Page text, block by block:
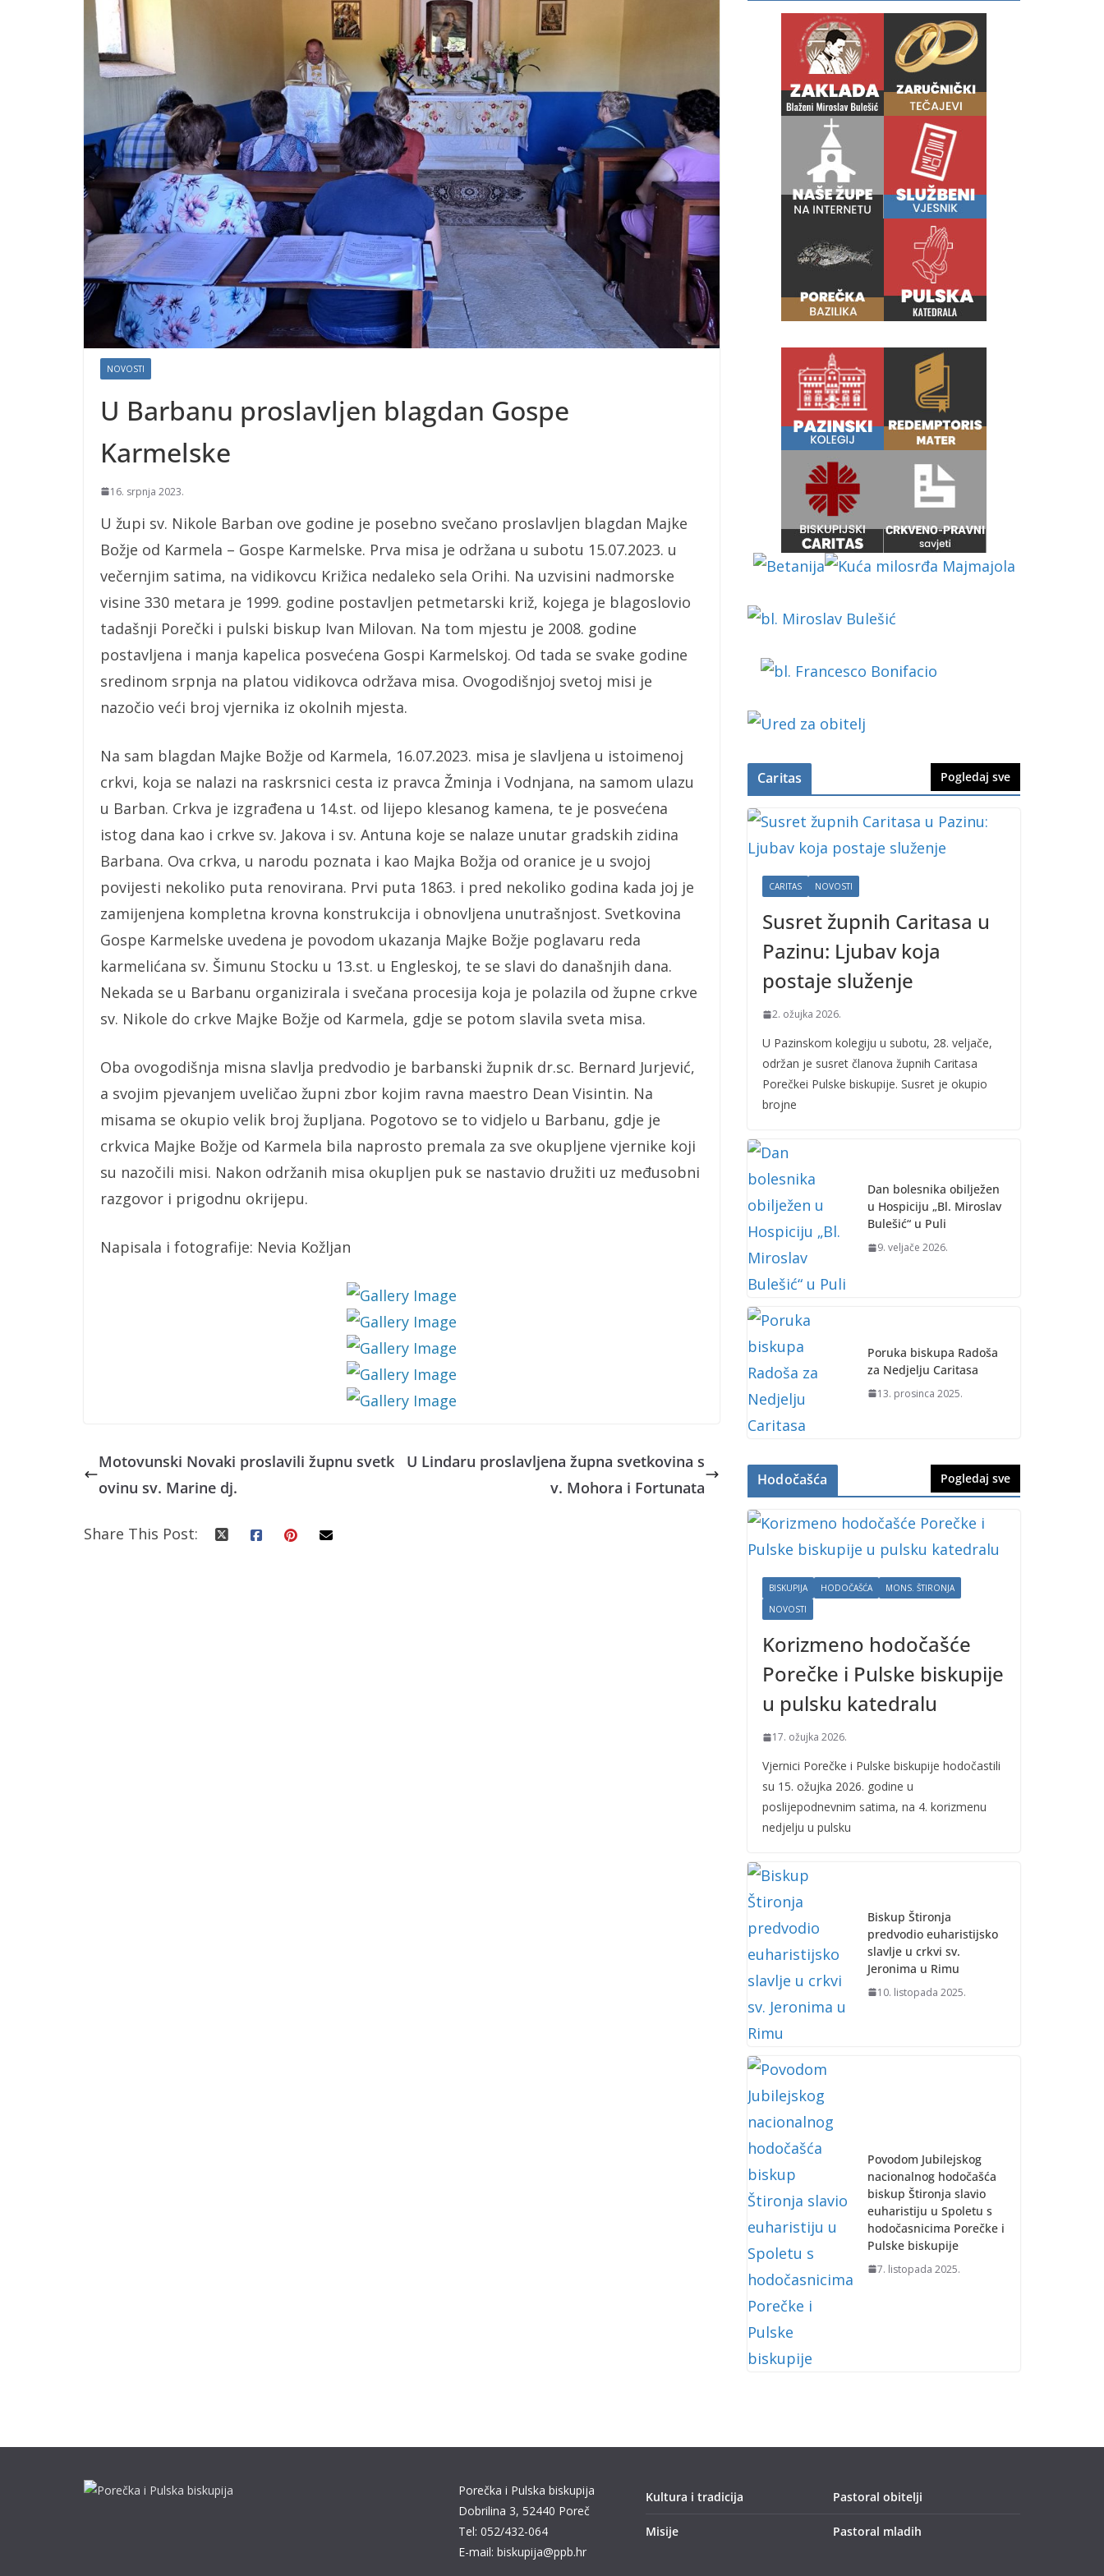
NOVOSTI
U Barbanu proslavljen blagdan Gospe
Karmelske
16. srpnja 2023.
U župi sv. Nikole Barban ove godine je posebno svečano proslavljen blagdan Majke
Božje od Karmela – Gospe Karmelske. Prva misa je održana u subotu 15.07.2023. u
večernjim satima, na vidikovcu Križica nedaleko sela Orihi. Na uzvisini nadmorske
visine 330 metara je 1999. godine postavljen petmetarski križ, kojega je blagoslovio
tadašnji Porečki i pulski biskup Ivan Milovan. Na tom mjestu je 2008. godine
postavljena i manja kapelica posvećena Gospi Karmelskoj. Od tada se svake godine
sredinom srpnja na platou vidikovca održava misa. Ovogodišnjoj svetoj misi je
nazočio veći broj vjernika iz okolnih mjesta.
Na sam blagdan Majke Božje od Karmela, 16.07.2023. misa je slavljena u istoimenoj
crkvi, koja se nalazi na raskrsnici cesta iz pravca Žminja i Vodnjana, na samom ulazu
u Barban. Crkva je izgrađena u 14.st. od lijepo klesanog kamena, te je posvećena
istog dana kao i crkve sv. Jakova i sv. Antuna koje se nalaze unutar gradskih zidina
Barbana. Ova crkva, u narodu poznata i kao Majka Božja od oranice je u svojoj
povijesti nekoliko puta renovirana. Prvi puta 1863. i pred nekoliko godina kada joj je
zamijenjena kompletna krovna konstrukcija i obnovljena unutrašnjost. Svetkovina
Gospe Karmelske uvedena je povodom ukazanja Majke Božje poglavaru reda
karmelićana sv. Šimunu Stocku u 13.st. u Engleskoj, te se slavi do današnjih dana.
Nekada se u Barbanu organizirala i svečana procesija koja je polazila od župne crkve
sv. Nikole do crkve Majke Božje od Karmela, gdje se potom slavila sveta misa.
Oba ovogodišnja misna slavlja predvodio je barbanski župnik dr.sc. Bernard Jurjević,
a svojim pjevanjem uveličao župni zbor kojim ravna maestro Dean Visintin. Na
misama se okupio velik broj župljana. Pogotovo se to vidjelo u Barbanu, gdje je
crkvica Majke Božje od Karmela bila naprosto premala za sve okupljene vjernike koji
su nazočili misi. Nakon održanih misa okupljen puk se nastavio družiti uz međusobni
razgovor i prigodnu okrijepu.
Napisala i fotografije: Nevia Kožljan
Motovunski Novaki proslavili župnu svetk
ovinu sv. Marine dj.
U Lindaru proslavljena župna svetkovina s
v. Mohora i Fortunata
Share This Post:
Caritas Pogledaj sve
CARITAS NOVOSTI
Susret župnih Caritasa u
Pazinu: Ljubav koja
postaje služenje
2. ožujka 2026.
U Pazinskom kolegiju u subotu, 28. veljače,
održan je susret članova župnih Caritasa
Porečkei Pulske biskupije. Susret je okupio
brojne
Dan bolesnika obilježen
u Hospiciju „Bl. Miroslav
Bulešić“ u Puli
9. veljače 2026.
Poruka biskupa Radoša
za Nedjelju Caritasa
13. prosinca 2025.
Hodočašća Pogledaj sve
BISKUPIJA HODOČAŠĆA
MONS. ŠTIRONJA
NOVOSTI
Korizmeno hodočašće
Porečke i Pulske biskupije
u pulsku katedralu
17. ožujka 2026.
Vjernici Porečke i Pulske biskupije hodočastili
su 15. ožujka 2026. godine u
poslijepodnevnim satima, na 4. korizmenu
nedjelju u pulsku
Biskup Štironja
predvodio euharistijsko
slavlje u crkvi sv.
Jeronima u Rimu
10. listopada 2025.
Povodom Jubilejskog
nacionalnog hodočašća
biskup Štironja slavio
euharistiju u Spoletu s
hodočasnicima Porečke i
Pulske biskupije
7. listopada 2025.
Porečka i Pulska biskupija
Dobrilina 3, 52440 Poreč
Tel: 052/432-064
E-mail: biskupija@ppb.hr
Kultura i tradicija
Misije
Pastoral obitelji
Pastoral mladih